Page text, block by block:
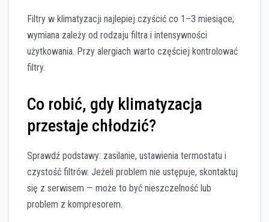
Filtry w klimatyzacji najlepiej czyścić co 1–3 miesiące;
wymiana zależy od rodzaju filtra i intensywności
użytkowania. Przy alergiach warto częściej kontrolować
filtry.
Co robić, gdy klimatyzacja
przestaje chłodzić?
Sprawdź podstawy: zasilanie, ustawienia termostatu i
czystość filtrów. Jeżeli problem nie ustępuje, skontaktuj
się z serwisem — może to być nieszczelność lub
problem z kompresorem.